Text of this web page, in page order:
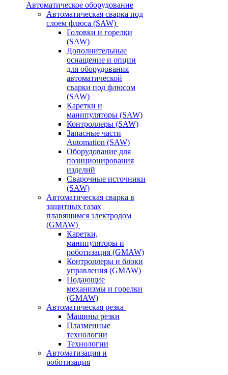
Автоматическое оборудование
Автоматическая сварка под
слоем флюса (SAW)
Головки и горелки
(SAW)
Дополнительные
оснащение и опции
для оборудования
автоматической
сварки под флюсом
(SAW)
Каретки и
манипуляторы (SAW)
Контроллеры (SAW)
Запасные части
Automation (SAW)
Оборудование для
позиционирования
изделий
Сварочные источники
(SAW)
Автоматическая сварка в
защитных газах
плавящимся электродом
(GMAW)
Каретки,
манипуляторы и
роботизация (GMAW)
Контроллеры и блоки
управления (GMAW)
Подающие
механизмы и горелки
(GMAW)
Автоматическая резка
Машины резки
Плазменные
технологии
Технологии
Автоматизация и
роботизация